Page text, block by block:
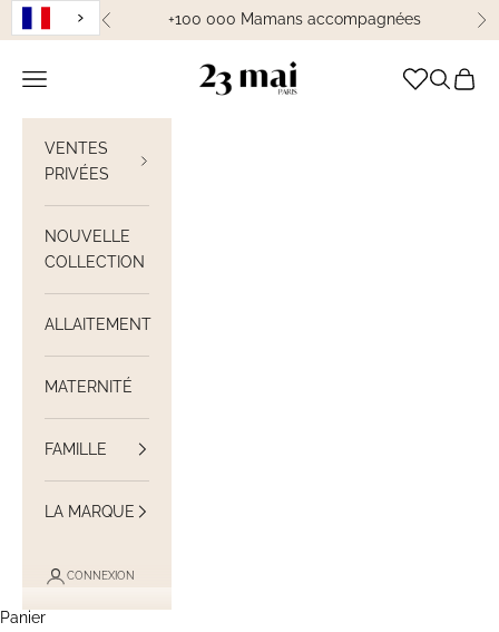
Passer au contenu
Précédent+100 000 Mamans accompagnées
23 Mai Paris
Ouvrir la navigation Ouvrir la
Voir
VENTES
PRIVÉES
NOUVELLE
COLLECTION
ALLAITEMENT
MATERNITÉ
FAMILLE
LA MARQUE
CONNEXION
Panier